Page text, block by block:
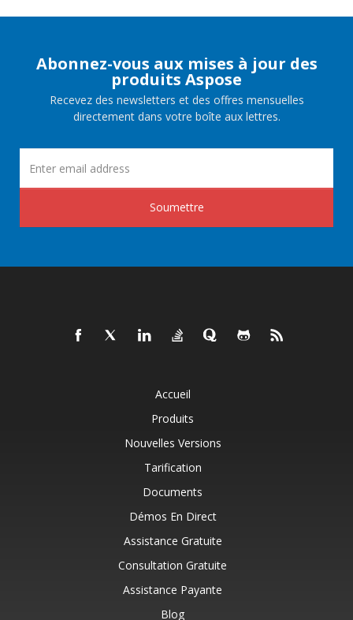
Abonnez-vous aux mises à jour des
produits Aspose
Recevez des newsletters et des offres mensuelles
directement dans votre boîte aux lettres.
Soumettre
Accueil
Produits
Nouvelles Versions
Tarification
Documents
Démos En Direct
Assistance Gratuite
Consultation Gratuite
Assistance Payante
Blog